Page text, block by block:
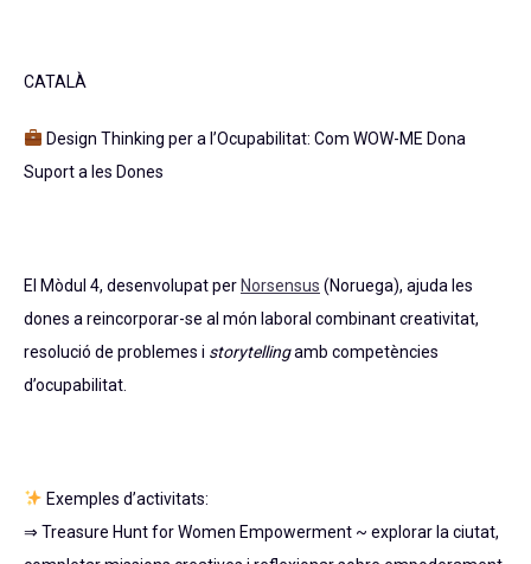
CATALÀ
Design Thinking per a l’Ocupabilitat: Com WOW-ME Dona
Suport a les Dones
El Mòdul 4, desenvolupat per Norsensus (Noruega), ajuda les
dones a reincorporar-se al món laboral combinant creativitat,
resolució de problemes i storytellingamb competències
d’ocupabilitat.
Exemples d’activitats:
⇒ Treasure Hunt for Women Empowerment ~ explorar la ciutat,